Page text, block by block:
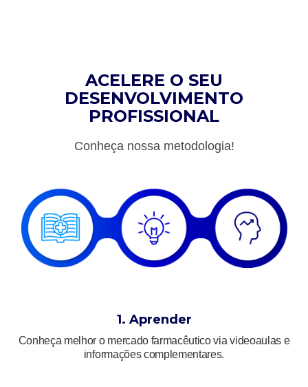
ACELERE O SEU
DESENVOLVIMENTO
PROFISSIONAL
Conheça nossa metodologia!
1. Aprender
Conheça melhor o mercado farmacêutico via videoaulas e
informações complementares.